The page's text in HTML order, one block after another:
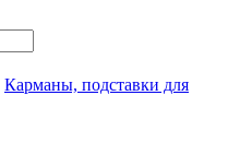
Карманы, подставки для